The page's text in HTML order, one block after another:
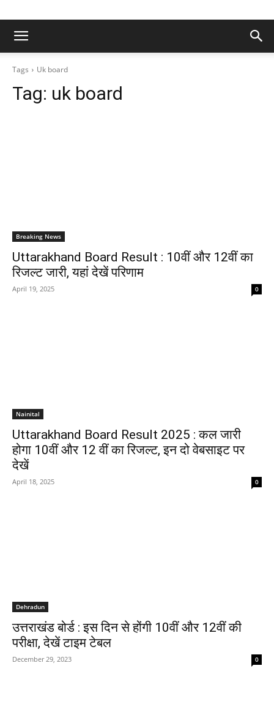
Tags Uk board
Tag: uk board
Breaking News
Uttarakhand Board Result : 10वीं और 12वीं का
रिजल्ट जारी, यहां देखें परिणाम
April 19, 2025 0
Nainital
Uttarakhand Board Result 2025 : कल जारी
होगा 10वीं और 12 वीं का रिजल्ट, इन दो वेबसाइट पर
देखें
April 18, 2025 0
Dehradun
उत्तराखंड बोर्ड : इस दिन से होंगी 10वीं और 12वीं की
परीक्षा, देखें टाइम टेबल
December 29, 2023 0